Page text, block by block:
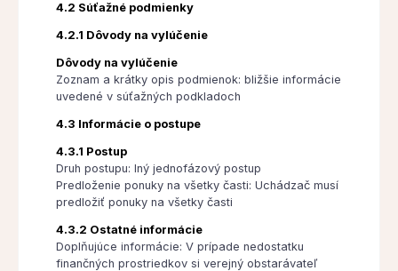
4.2 Súťažné podmienky
4.2.1 Dôvody na vylúčenie
Dôvody na vylúčenie
Zoznam a krátky opis podmienok: bližšie informácie
uvedené v súťažných podkladoch
4.3 Informácie o postupe
4.3.1 Postup
Druh postupu: Iný jednofázový postup
Predloženie ponuky na všetky časti: Uchádzač musí
predložiť ponuky na všetky časti
4.3.2 Ostatné informácie
Doplňujúce informácie: V prípade nedostatku
finančných prostriedkov si verejný obstarávateľ